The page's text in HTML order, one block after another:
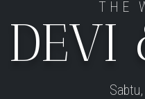
THE
DEVI